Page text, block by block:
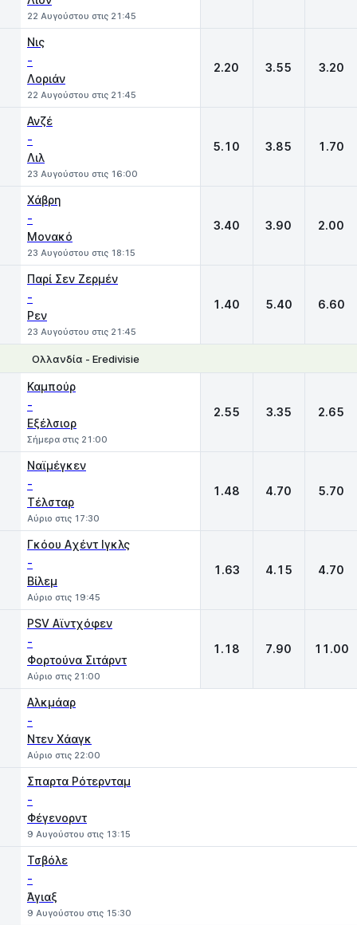
22 Αυγούστου στις 21:45
Νις
-
Λοριάν
22 Αυγούστου στις 21:45
2.20 3.55 3.20
Ανζέ
-
Λιλ
23 Αυγούστου στις 16:00
5.10 3.85 1.70
Χάβρη
-
Μονακό
23 Αυγούστου στις 18:15
3.40 3.90 2.00
Παρί Σεν Ζερμέν
-
Ρεν
23 Αυγούστου στις 21:45
1.40 5.40 6.60
Ολλανδία - Eredivisie
Καμπούρ
-
Εξέλσιορ
Σήμερα στις 21:00
2.55 3.35 2.65
Ναϊμέγκεν
-
Τέλσταρ
Αύριο στις 17:30
1.48 4.70 5.70
Γκόου Aχέντ Ιγκλς
-
Βίλεμ
Αύριο στις 19:45
1.63 4.15 4.70
PSV Αϊντχόφεν
-
Φορτούνα Σιτάρντ
Αύριο στις 21:00
1.18 7.90 11.00
Αλκμάαρ
-
Ντεν Χάαγκ
Αύριο στις 22:00
Σπαρτα Ρότερνταμ
-
Φέγενορντ
9 Αυγούστου στις 13:15
Τσβόλε
-
Άγιαξ
9 Αυγούστου στις 15:30